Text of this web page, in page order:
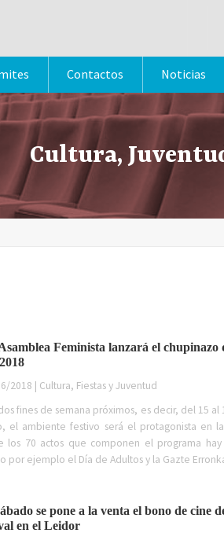
Contactos Noticias
Cultura,
Feminista lanzará el chupinazo
2018 | Cultura, Fiestas y Juventud
fines de semana próximos, es decir, del 15 al
el ambiente festivo será el protagonista en
los 70 actos que componen el programa hay
por ejemplo el Día de Adultos y la Gazte
se pone a la venta el bono de cine
en el Leidor